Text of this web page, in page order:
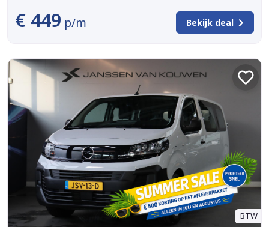
€ 449 p/m Bekijk deal
BTW